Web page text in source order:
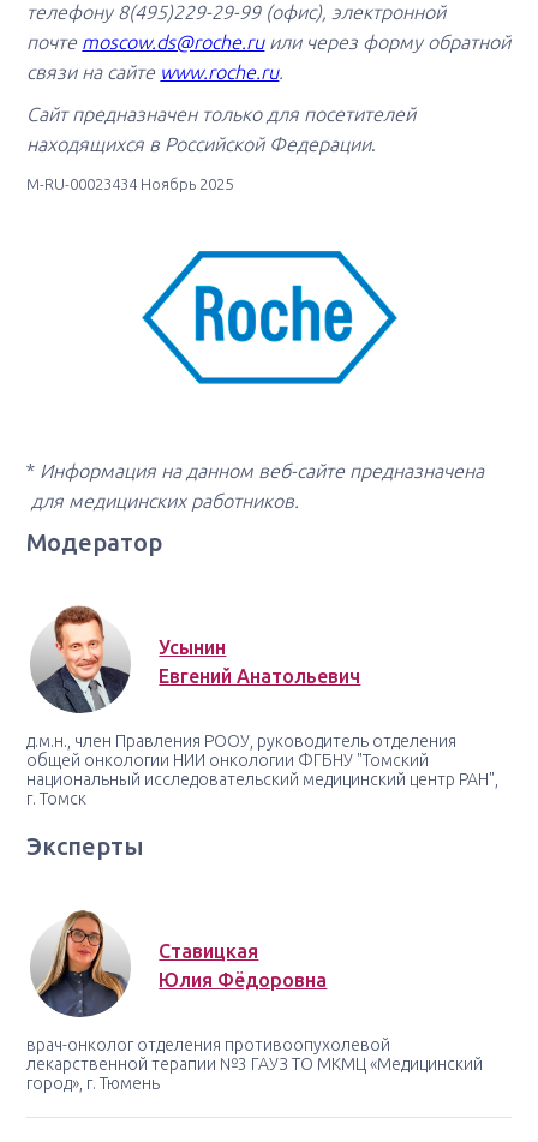
телефону 8(495)229-29-99 (офис), электронной
почте moscow.ds@roche.ruили через форму обратной
связи на сайте www.roche.ru.
Сайт предназначен только для посетителей
находящихся в Российской Федерации.
M-RU-00023434 Ноябрь 2025
* Информация на данном веб-сайте предназначена
для медицинских работников.
Модератор
Усынин
Евгений Анатольевич
д.м.н., член Правления РООУ, руководитель отделения
общей онкологии НИИ онкологии ФГБНУ "Томский
национальный исследовательский медицинский центр РАН",
г. Томск
Эксперты
Ставицкая
Юлия Фёдоровна
врач-онколог отделения противоопухолевой
лекарственной терапии №3 ГАУЗ ТО МКМЦ «Медицинский
город», г. Тюмень